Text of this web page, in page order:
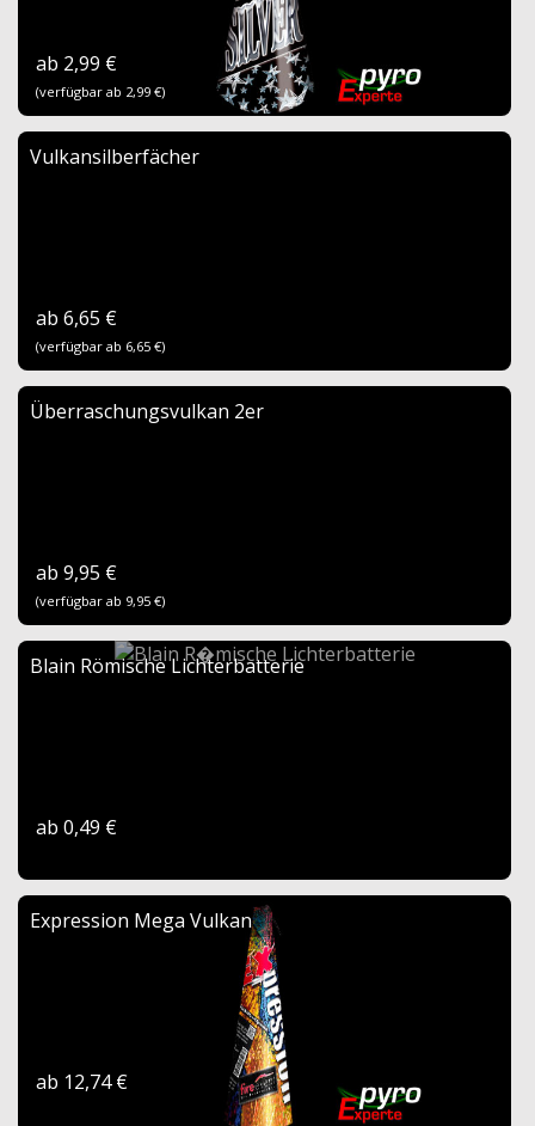
ab 2,99 €
(verfügbar ab 2,99 €)
Vulkansilberfächer
ab 6,65 €
(verfügbar ab 6,65 €)
Überraschungsvulkan 2er
ab 9,95 €
(verfügbar ab 9,95 €)
Blain Römische Lichterbatterie
ab 0,49 €
Expression Mega Vulkan
ab 12,74 €